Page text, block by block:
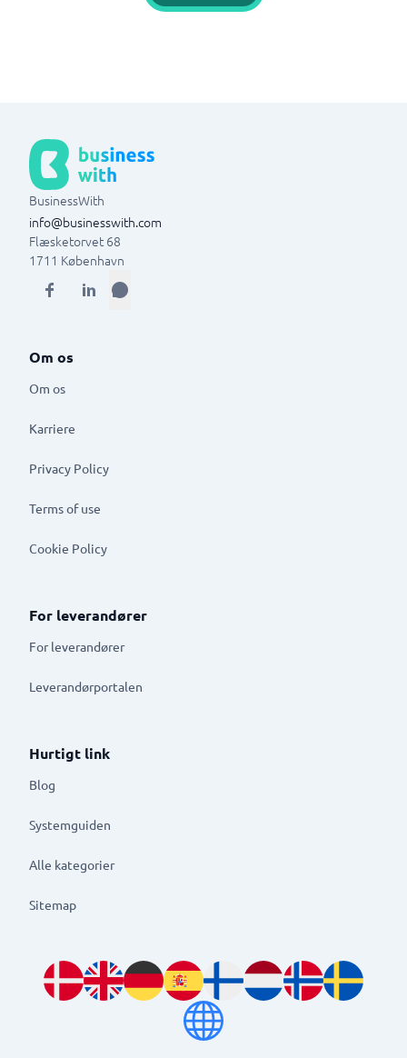
BusinessWith
info@businesswith.com
Flæsketorvet 68
1711 København
Om os
Om os
Karriere
Privacy Policy
Terms of use
Cookie Policy
For leverandører
For leverandører
Leverandørportalen
Hurtigt link
Blog
Systemguiden
Alle kategorier
Sitemap